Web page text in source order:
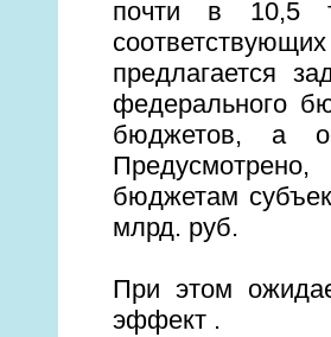
почти в 10,5
предлагается
федерального
бюджетов, а
бюджетам
млрд. руб.
При этом
эффект .